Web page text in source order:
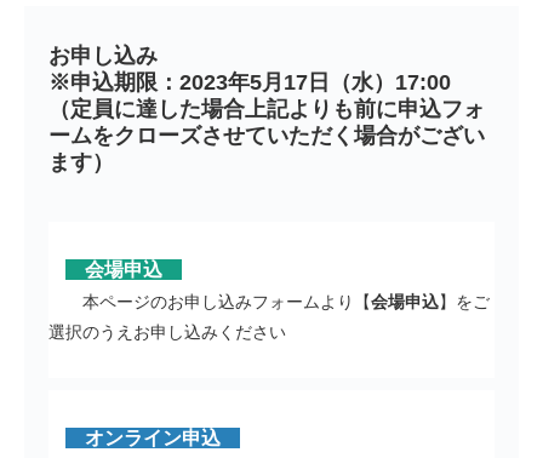
お申し込み
※申込期限：2023年5月17日（水）17:00
（定員に達した場合上記よりも前に申込フォ
ームをクローズさせていただく場合がござい
ます）
会場申込
本ページのお申し込みフォームより【会場申込】をご
選択のうえお申し込みください
オンライン申込